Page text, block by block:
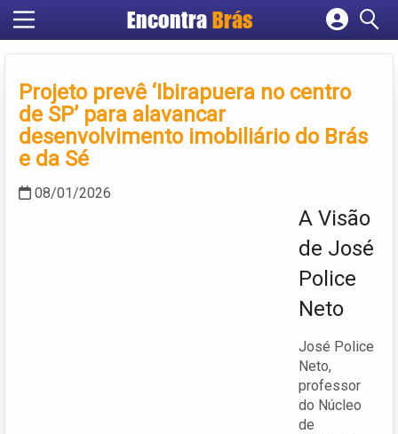
Encontra Brás
Cadastrar empresa
Criar conta
Projeto prevê ‘Ibirapuera no centro
de SP’ para alavancar
desenvolvimento imobiliário do Brás
e da Sé
08/01/2026
A Visão
de José
Police
Neto
José Police
Neto,
professor
do Núcleo
de